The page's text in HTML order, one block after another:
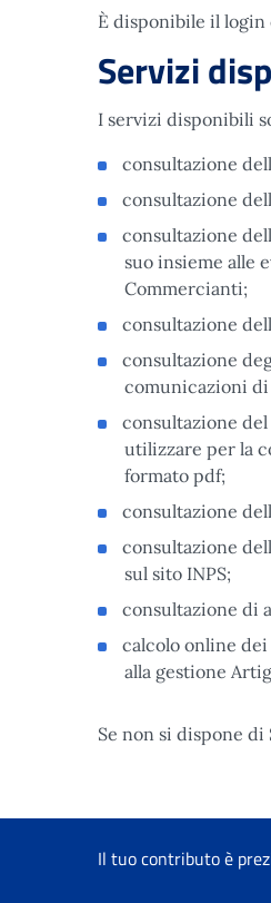
È disponibile il login
Servizi
I servizi disponibili
consultazione
consultazione
consultazione
suo insieme alle
Commercianti;
consultazione
consultazione
comunicazioni
consultazione
utilizzare per la
formato pdf;
consultazione
consultazione
sul sito INPS;
consultazione di
calcolo online
alla gestione
Se non si dispone di
Il tuo contributo è